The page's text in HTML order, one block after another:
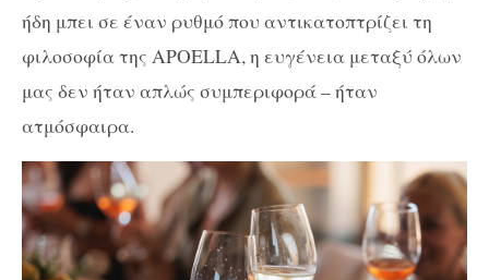
ήδη μπει σε έναν ρυθμό που αντικατοπτρίζει τη
φιλοσοφία της APOELLA, η ευγένεια μεταξύ όλων
μας δεν ήταν απλώς συμπεριφορά – ήταν
ατμόσφαιρα.